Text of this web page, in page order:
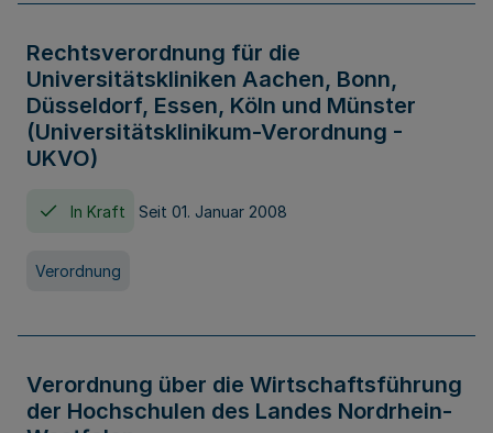
Rechtsverordnung für die
Universitätskliniken Aachen, Bonn,
Düsseldorf, Essen, Köln und Münster
(Universitätsklinikum-Verordnung -
UKVO)
In Kraft Seit 01. Januar 2008
Verordnung
Verordnung über die Wirtschaftsführung
der Hochschulen des Landes Nordrhein-